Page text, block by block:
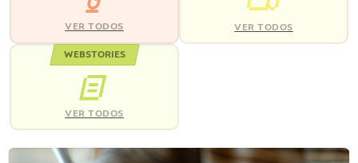
VER TODOS VER TODOS
WEBSTORIES
VER TODOS